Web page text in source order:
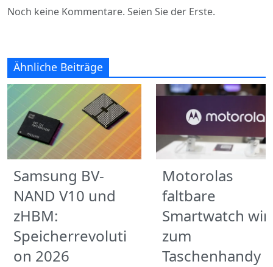
Noch keine Kommentare. Seien Sie der Erste.
Ähnliche Beiträge
Samsung BV-
NAND V10 und
zHBM:
Speicherrevoluti
on 2026
Motorolas
faltbare
Smartwatch
zum
Taschenhandy